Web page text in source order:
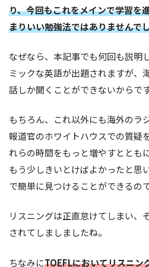
り、今回もこれをメインで学習を
まりいい勉強法ではありませんで
なぜなら、本記事でも何回も説明
ミックな英語が出題されますが、
話しか聞くことができないからです
もちろん、これ以外にも海外のラ
報道官のホワイトハウスでの質疑
れらの時間をもっと増やすととも
もう少しきいとけばよかったと
で簡単に見つけることができるので
リスニングは正直怠けてしまい、
されてしましましたね。
ちなみにTOEFLにおいてリスニン